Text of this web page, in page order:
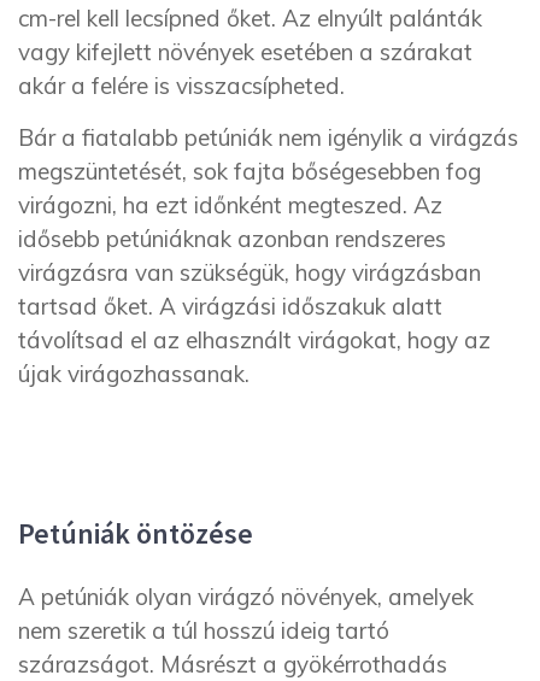
cm-rel kell lecsípned őket. Az elnyúlt palánták
vagy kifejlett növények esetében a szárakat
akár a felére is visszacsípheted.
Bár a fiatalabb petúniák nem igénylik a virágzás
megszüntetését, sok fajta bőségesebben fog
virágozni, ha ezt időnként megteszed. Az
idősebb petúniáknak azonban rendszeres
virágzásra van szükségük, hogy virágzásban
tartsad őket. A virágzási időszakuk alatt
távolítsad el az elhasznált virágokat, hogy az
újak virágozhassanak.
Petúniák öntözése
A petúniák olyan virágzó növények, amelyek
nem szeretik a túl hosszú ideig tartó
szárazságot. Másrészt a gyökérrothadás